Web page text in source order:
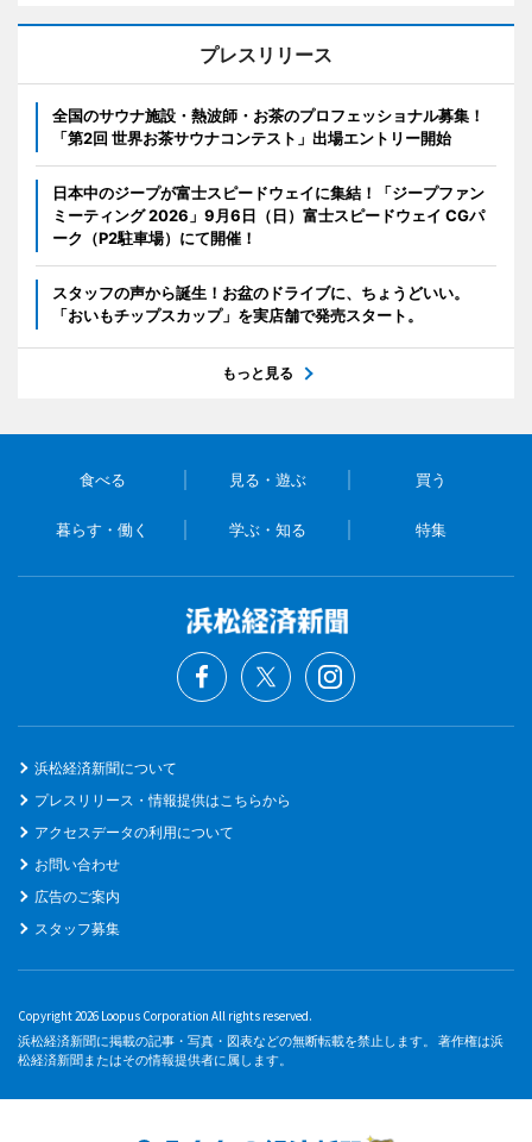
プレスリリース
全国のサウナ施設・熱波師・お茶のプロフェッショナル募集！
「第2回 世界お茶サウナコンテスト」出場エントリー開始
日本中のジープが富士スピードウェイに集結！「ジープファン
ミーティング 2026」9月6日（日）富士スピードウェイ CGパ
ーク（P2駐車場）にて開催！
スタッフの声から誕生！お盆のドライブに、ちょうどいい。
「おいもチップスカップ」を実店舗で発売スタート。
もっと見る
食べる 見る・遊ぶ 買う
暮らす・働く 学ぶ・知る 特集
浜松経済新聞について
プレスリリース・情報提供はこちらから
アクセスデータの利用について
お問い合わせ
広告のご案内
スタッフ募集
Copyright 2026 Loopus Corporation All rights reserved.
浜松経済新聞に掲載の記事・写真・図表などの無断転載を禁止します。 著作権は浜
松経済新聞またはその情報提供者に属します。